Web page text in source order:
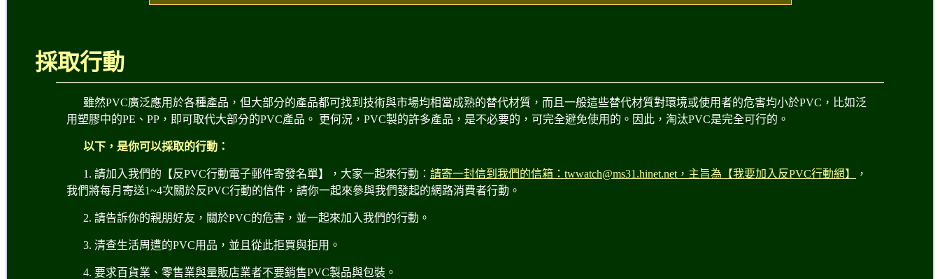
採取行動
雖然PVC廣泛應用於各種產品，但大部分的產品都可找到技術與市場均相當成熟的替代材質，而且一般這些替代材質對環境或使用者的危害均小於PVC，比如泛
用塑膠中的PE、PP，即可取代大部分的PVC產品。 更何況，PVC製的許多產品，是不必要的，可完全避免使用的。因此，淘汰PVC是完全可行的。
以下，是你可以採取的行動：
1. 請加入我們的【反PVC行動電子郵件寄發名單】，大家一起來行動： 請寄一封信到我們的信箱：twwatch@ms31.hinet.net，主旨為【我要加入 反PVC行動網】
，
我們將每月寄送1~4次關於反PVC行動的信件，請你一起來參與我們發起的網路消費者行動。
2. 請告訴你的親朋好友，關於PVC的危害，並一起來加入我們的行動。
3. 清查生活周遭的PVC用品，並且從此拒買與拒用。
4. 要求百貨業、零售業與量販店業者不要銷售PVC製品與包裝。